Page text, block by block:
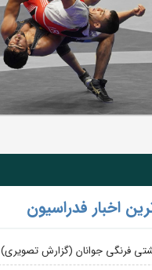
اخبار فدراسیون
فرنگی جوانان (گزارش تصویری)